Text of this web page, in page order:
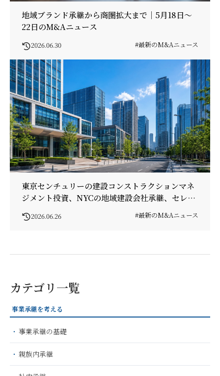
地域ブランド承継から商圏拡大まで｜5月18日〜
22日のM&Aニュース
2026.06.30 #最新のM&Aニュース
東京センチュリーの建設コンストラクションマネ
ジメント投資、NYCの地域建設会社承継、セレン
2026.06.26 #最新のM&Aニュース
カテゴリ一覧
事業承継を考える
事業承継の基礎
親族内承継